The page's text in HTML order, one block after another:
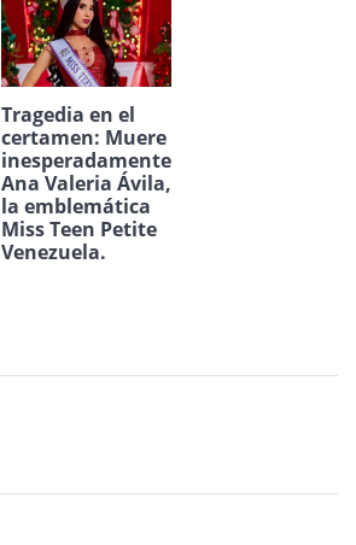
Tragedia en el
certamen: Muere
inesperadamente
Ana Valeria Ávila,
la emblemática
Miss Teen Petite
Venezuela.